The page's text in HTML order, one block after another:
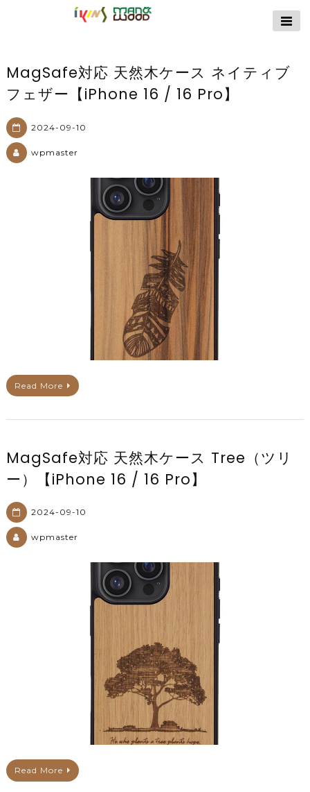
【公式サイト】
｜Man&Wood天然
木ケース
MagSafe対応 天然木ケース ネイティブ
フェザー【iPhone 16 / 16 Pro】
2024-09-10
wpmaster
Read More
MagSafe対応 天然木ケース Tree（ツリ
ー）【iPhone 16 / 16 Pro】
2024-09-10
wpmaster
Read More